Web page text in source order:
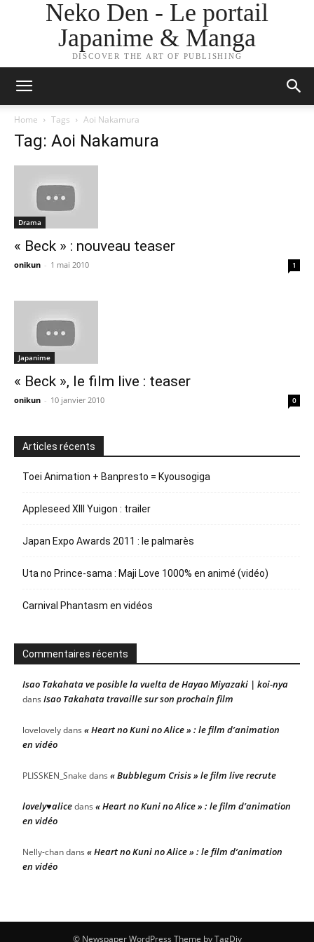
Neko Den - Le portail
Japanime & Manga
DISCOVER THE ART OF PUBLISHING
Home Tags Aoi Nakamura
Tag: Aoi Nakamura
Drama
« Beck » : nouveau teaser
onikun - 1 mai 2010 1
Japanime
« Beck », le film live : teaser
onikun - 10 janvier 2010 0
Articles récents
Toei Animation + Banpresto = Kyousogiga
Appleseed XIII Yuigon : trailer
Japan Expo Awards 2011 : le palmarès
Uta no Prince-sama : Maji Love 1000% en animé (vidéo)
Carnival Phantasm en vidéos
Commentaires récents
Isao Takahata ve posible la vuelta de Hayao Miyazaki | koi-nya
dans Isao Takahata travaille sur son prochain film
lovelovelydans « Heart no Kuni no Alice » : le film d’animation
en vidéo
PLISSKEN_Snake dans « Bubblegum Crisis » le film live recrute
lovely♥alicedans « Heart no Kuni no Alice » : le film d’animation
en vidéo
Nelly-chandans « Heart no Kuni no Alice » : le film d’animation
en vidéo
© Newspaper WordPress Theme by TagDiv